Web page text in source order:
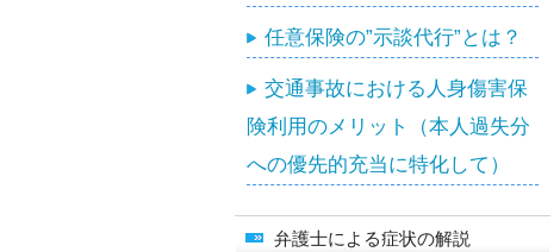
任意保険の”示談代行”とは？
交通事故における人身傷害保
険利用のメリット（本人過失分
への優先的充当に特化して）
弁護士による症状の解説